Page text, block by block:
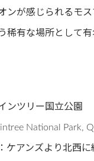
ンが感じられるモ
稀有な場所として
ンツリー国立公園
National Park,
ケアンズより北西